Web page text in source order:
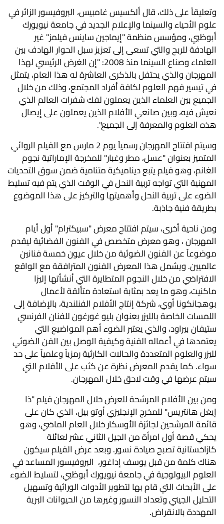
وتعليقاً على ذلك، قال ألكسيس غامبيس، البروفيسور الزائر في
علوم الأحياء والسينما والإعلام الجديد في جامعة نيويورك
أبوظبي، ومؤسس منظمة "إيماجين ساينس فيلمز" غير
الهادفة للربح والتي تسعى إلى تعزيز سبل الحوار الهادف بين
العلماء وصناع السينما منذ 2008: "إن الغرض الرئيسي لهذا
المهرجان والذي يحتفل بالذكرى العاشرة له هذا العام، يتمثل
في تيسير فهم العلوم لكافة أفراد المجتمع، وذلك من خلال
الجميع بين العلماء الذين يعملون لفك شفرات العالم الذي
نعيش فيه، وبين صانعي الأفلام الذين يعملون على إيصال
هذه العلوم والمعرفة إلى الجميع".
وسيتم افتتاح المهرجان رسمياً يوم 2 مارس مع الفيلم الروائي
المتميز بعنوان "عسل، مطر وغبار" للمخرجة الإماراتية نجوم
الغانم، وهو فيلم يتبع ديناميكية متنامية ضمن سوق التحديات
المهنية التي تواجه تربية النحل في الوقت الذي يتم فيه تسليط
الضوء على تربية النحل وأهميتها والتركيز على هذا الموضوع
بطريقة فنية جاذبة.
ومن ناحية أخرى، سيتم افتتاح معرض "سبيكترام" أول أيام
المهرجان ، وهو معرض متخصص في الفنون الفضائية ليقدم
موضوعاً عن الفنون الضوئية من خلال عيون خمسة فنانين
عالميين. ويشمل هذا المعرض الفنون المترافقة مع الواقع
الافتراضي من خلال النجوم المتطايرة التي أنشأتها إليزا
ماكنيت، وهو ما يعد بمثابة استعادة متألقة لأعمال
بوهجانكونا أوي، شركة إنتاج الأفلام الفنلندية، بالإضافة إلى
اللمسات الخاصة بالليزر بعنوان بليو غورغون للفنان الفرنسي
ستيفان بيراود، والذي يعتبر الضوء أهم المواضيع التي
يعتمدها في أعماله الفنية وكيفية الوصل بين الفن الضوئي
لليزر والعلوم المتعددة والحالات الكارثية رمزياً وعلمياً على حد
سواء. كما يقدم المعرض نظرة عن كثب على الأفلام التي
سيتم عرضها في وقت لاحق خلال المهرجان.
ومن بين الأفلام المرشحة للعرض خلال المهرجان فيلم "ذا
إيغل هانتريس" للمخرج الإنجليزي أوتو بيل، الذي كان على
قائمة المرشحين لجائزة الأوسكار خلال العام الماضي، وهو
يحكي قصة أول امرأة من الجيل الثاني عشر لعائلة
كازاخستانية تصبح صيادة نسور. وبعد عرض الفيلم سيكون
هناك كلمة من قبل يوسف إداغور، البروفيسور المساعد في
العلوم البيولوجية في جامعة نيويورك أبوظبي، لتسليط الضوء
على الأبحاث التي قام بها لتطوير الأدوات الوراثية وتسهيل
التحليل الجيني وتعداد النسور وغيرها من الحيوانات البرية
المهددة بالانقراض.